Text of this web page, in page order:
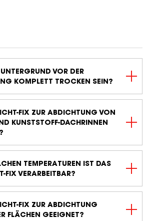
VOR DER
KOMPLETT TROCKEN SEIN?
FIX ZUR ABDICHTUNG VON
KUNSTSTOFF-DACHRINNEN
TEMPERATUREN IST DAS
FIX VERARBEITBAR?
FIX ZUR ABDICHTUNG
FLÄCHEN GEEIGNET?